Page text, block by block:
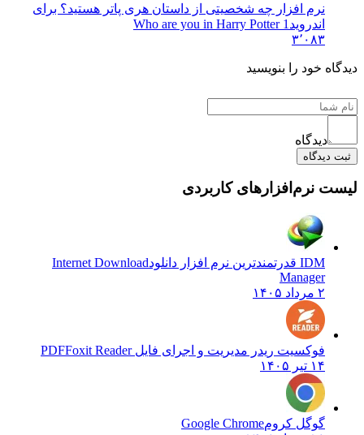
نرم افزار چه شخصیتی از داستان هری پاتر هستید؟ برای
اندروید Who are you in Harry Potter 1
۳٬۰۸۳
دیدگاه خود را بنویسید
دیدگاه
ثبت دیدگاه
لیست نرم‌افزارهای کاربردی
IDM قدرتمندترین نرم افزار دانلود
Internet Download
Manager
۲ مرداد ۱۴۰۵
فوکسیت ریدر مدیریت و اجرای فایل PDFFoxit Reader
۱۴ تیر ۱۴۰۵
گوگل کرومGoogle Chrome